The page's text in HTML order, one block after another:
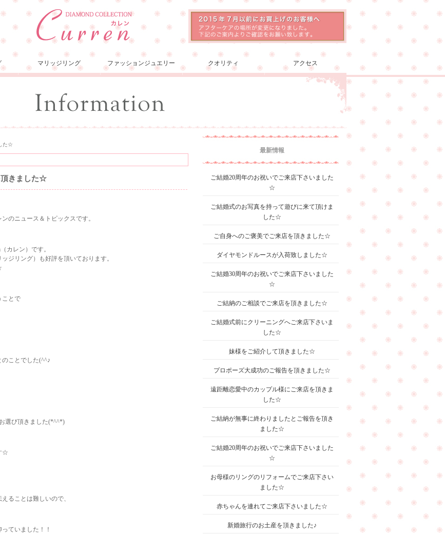
マリッジリング ファッションジュエリー クオリティ アクセス
た☆
頂きました☆
のニュース＆トピックスです。
カレン）です。
ジリング）も好評を頂いております。
ことで
ことでした(^^♪
選び頂きました(*^^*)
☆
ることは難しいので、
ていました！！
最新情報
ご結婚20周年のお祝いでご来店下さいました
☆
ご結婚式のお写真を持って遊びに来て頂けま
した☆
ご自身へのご褒美でご来店を頂きました☆
ダイヤモンドルースが入荷致しました☆
ご結婚30周年のお祝いでご来店下さいました
☆
ご結納のご相談でご来店を頂きました☆
ご結婚式前にクリーニングへご来店下さいま
した☆
妹様をご紹介して頂きました☆
プロポーズ大成功のご報告を頂きました☆
遠距離恋愛中のカップル様にご来店を頂きま
した☆
ご結納が無事に終わりましたとご報告を頂き
ました☆
ご結婚20周年のお祝いでご来店下さいました
☆
お母様のリングのリフォームでご来店下さい
ました☆
赤ちゃんを連れてご来店下さいました☆
新婚旅行のお土産を頂きました♪